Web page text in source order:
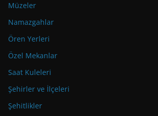
Müzeler
Namazgahlar
Ören Yerleri
Özel Mekanlar
Saat Kuleleri
Şehirler ve İlçeleri
Şehitlikler